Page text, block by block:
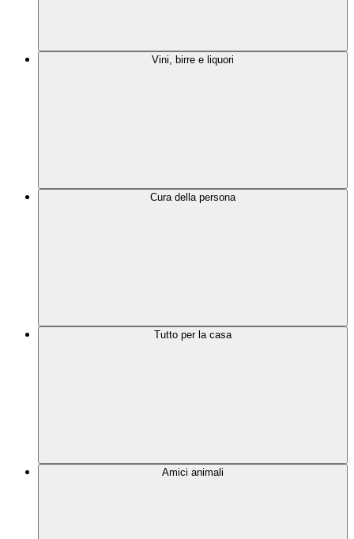
Vini, birre e liquori
Cura della persona
Tutto per la casa
Amici animali